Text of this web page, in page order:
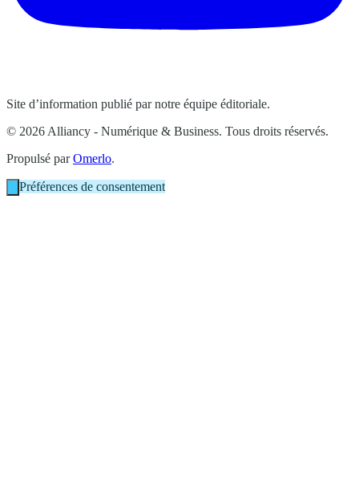
Site d’information publié par notre équipe éditoriale.
© 2026 Alliancy - Numérique & Business. Tous droits réservés.
Propulsé parOmerlo.
Préférences de consentement